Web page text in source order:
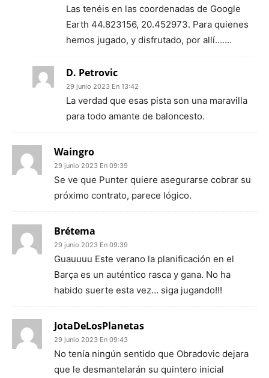
Las tenéis en las coordenadas de Google
Earth 44.823156, 20.452973. Para quienes
hemos jugado, y disfrutado, por allí…….
D. Petrovic
29 junio 2023 En 13:42
La verdad que esas pista son una maravilla
para todo amante de baloncesto.
Waingro
29 junio 2023 En 09:39
Se ve que Punter quiere asegurarse cobrar su
próximo contrato, parece lógico.
Brétema
29 junio 2023 En 09:39
Guauuuu Este verano la planificación en el
Barça es un auténtico rasca y gana. No ha
habido suerte esta vez… siga jugando!!!
JotaDeLosPlanetas
29 junio 2023 En 09:43
No tenía ningún sentido que Obradovic dejara
que le desmantelarán su quintero inicial